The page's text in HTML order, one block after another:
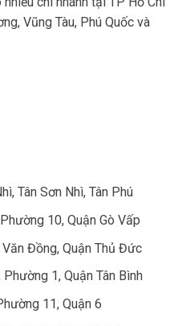
Vũng Tàu, Phú Quốc và
Tân Sơn Nhì, Tân Phú
10, Quận Gò Vấp
Đồng, Quận Thủ Đức
1, Quận Tân Bình
11, Quận 6